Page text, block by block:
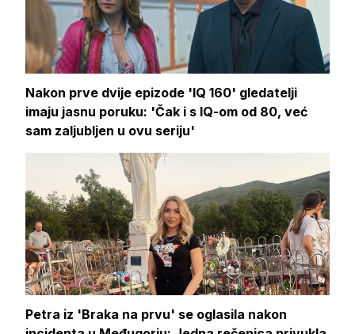
Nakon prve dvije epizode 'IQ 160' gledatelji
imaju jasnu poruku: 'Čak i s IQ-om od 80, već
sam zaljubljen u ovu seriju'
Petra iz 'Braka na prvu' se oglasila nakon